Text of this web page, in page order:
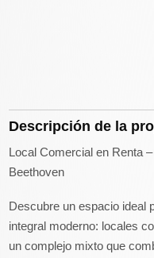
Descripción de la
Local Comercial en Renta
Beethoven
Descubre un espacio ideal
integral moderno: locales
un complejo mixto que